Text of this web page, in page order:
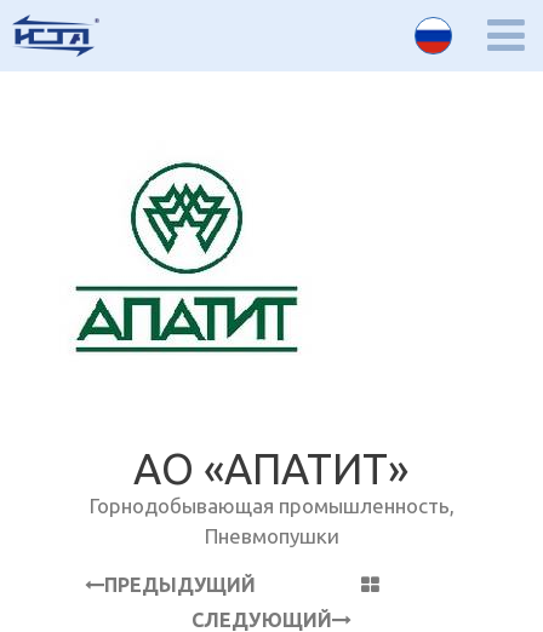
АО «АПАТИТ»
Горнодобывающая промышленность,
Пневмопушки
ПРЕДЫДУЩИЙ
СЛЕДУЮЩИЙ